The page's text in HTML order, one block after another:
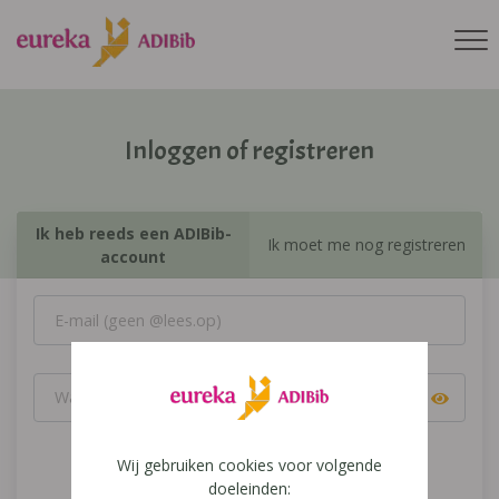
Inloggen of registreren
Ik heb reeds een ADIBib-
account
Ik moet me nog registreren
Inloggen
Wij gebruiken cookies voor volgende
doeleinden: